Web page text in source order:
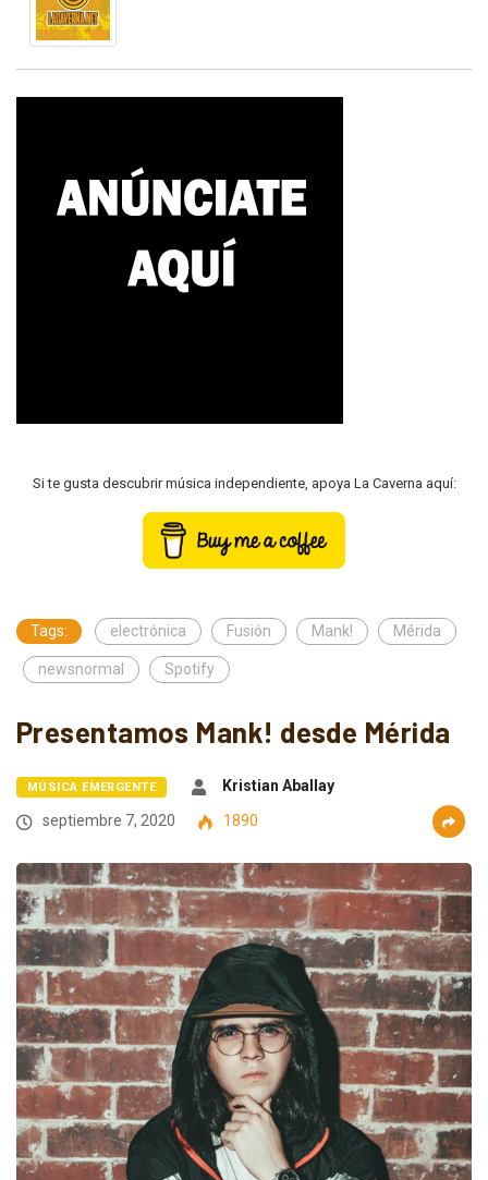
Si te gusta descubrir música independiente, apoya La Caverna aquí:
Tags: electrónica Fusión Mank! Mérida
newsnormal Spotify
Presentamos Mank! desde Mérida
MÚSICA EMERGENTE
Kristian Aballay
septiembre 7, 2020
1890